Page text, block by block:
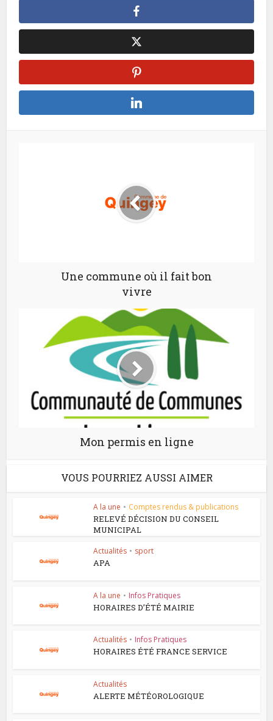
Une commune où il fait bon
vivre
Mon permis en ligne
VOUS POURRIEZ AUSSI AIMER
A la une • Comptes rendus & publications
RELEVÉ DÉCISION DU CONSEIL
MUNICIPAL
Actualités • sport
APA
A la une • Infos Pratiques
HORAIRES D’ÉTÉ MAIRIE
Actualités • Infos Pratiques
HORAIRES ÉTÉ FRANCE SERVICE
Actualités
ALERTE MÉTÉOROLOGIQUE